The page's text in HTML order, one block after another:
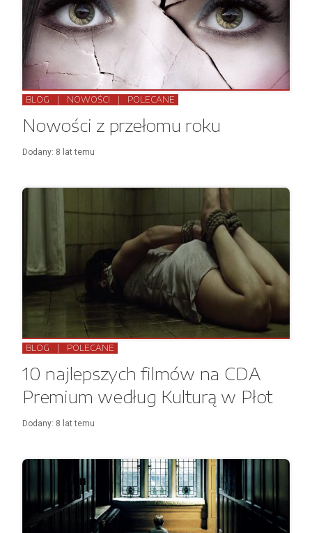
BLOG NOWOŚCI POLECANE
Nowości z przełomu roku
Dodany: 8 lat temu
BLOG POLECANE
10 najlepszych filmów na CDA
Premium według Kulturą w Płot
Dodany: 8 lat temu